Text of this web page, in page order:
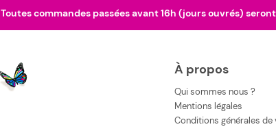
Toutes commandes passées avant 16h (jours ouvrés)
À propos
Qui sommes nous ?
Mentions légales
Conditions générales de